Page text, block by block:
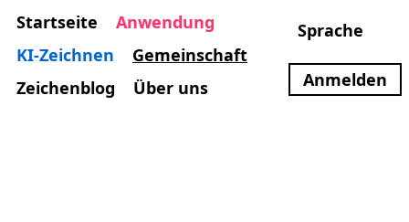
Startseite
Anwendung
KI-Zeichnen
Gemeinschaft
Zeichenblog
Über uns
Sprache
Anmelden